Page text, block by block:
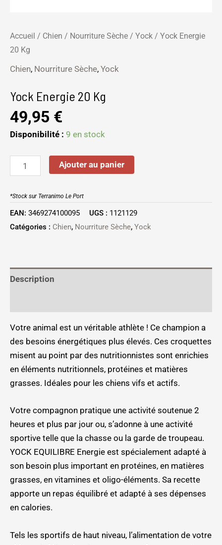
Accueil / Chien / Nourriture Sèche / Yock / Yock Energie
20 Kg
Chien, Nourriture Sèche, Yock
Yock Energie 20 Kg
49,95 €
Disponibilité : 9 en stock
Ajouter au panier
*Stock sur Terranimo Le Port
EAN: 3469274100095 UGS : 1121129
Catégories : Chien, Nourriture Sèche, Yock
Description
Votre animal est un véritable athlète ! Ce champion a
des besoins énergétiques plus élevés. Ces croquettes
misent au point par des nutritionnistes sont enrichies
en éléments nutritionnels, protéines et matières
grasses. Idéales pour les chiens vifs et actifs.
Votre compagnon pratique une activité soutenue 2
heures et plus par jour ou, s’adonne à une activité
sportive telle que la chasse ou la garde de troupeau.
YOCK EQUILIBRE Energie est spécialement adapté à
son besoin plus important en protéines, en matières
grasses, en vitamines et oligo-éléments. Sa recette
apporte un repas équilibré et adapté à ses dépenses
en calories.
Tels les sportifs de haut niveau, l’alimentation de votre